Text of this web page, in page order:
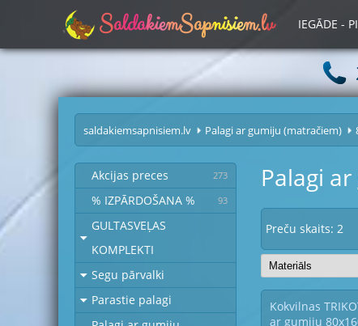
SaldakiemSapnisiem.lv IEGĀDE -
saldakiemsapnisiem.lv Palagi ar gumiju (matračiem)
Akcijas preces 273
% IZPĀRDOŠANA % 93
GULTASVEĻAS
KOMPLEKTI
Segu pārvalki
Parastie palagi
Palagi
Preču skaits: 2
Kokvilnas
ar gumiju